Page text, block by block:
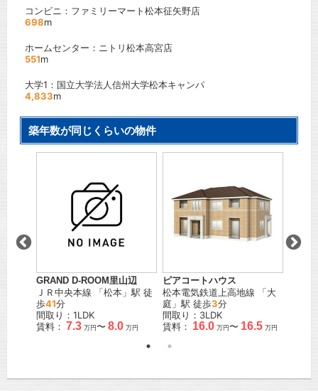
コンビニ：ファミリーマート松本征矢野店
698m
ホームセンター：ニトリ松本高宮店
551m
大学1：国立大学法人信州大学松本キャンパ
4,833m
築年数が同じくらいの物件
GRAND D-ROOM里山辺
ＪＲ中央本線 「松本 」駅 徒
歩41分
間取り：1LDK
賃料： 7.3 万円〜 8.0 万円
ピアコートハウス
松本電気鉄道上高地線 「大
庭 」駅 徒歩3分
間取り：3LDK
賃料： 16.0 万円〜 16.5 万円